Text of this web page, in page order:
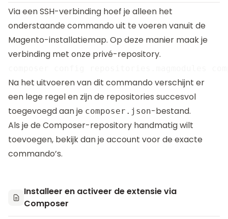
Via een SSH-verbinding hoef je alleen het
onderstaande commando uit te voeren vanuit de
Magento-installatiemap. Op deze manier maak je
verbinding met onze privé-repository.
Na het uitvoeren van dit commando verschijnt er
een lege regel en zijn de repositories succesvol
toegevoegd aan je composer.json-bestand.
Als je de Composer-repository handmatig wilt
toevoegen, bekijk dan jeaccount voor de exacte
commando’s.
Installeer en activeer de extensie via
Composer